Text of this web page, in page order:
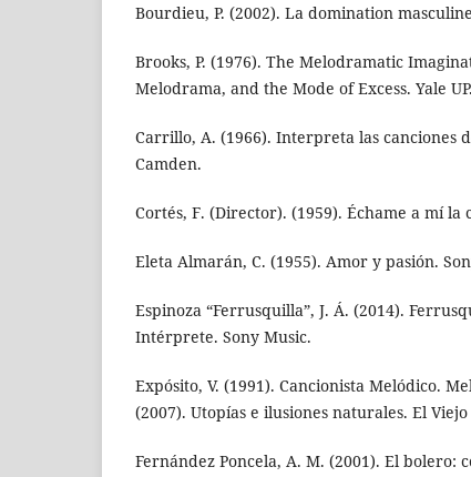
Bourdieu, P. (2002). La domination
Brooks, P. (1976). The Melodramatic
Melodrama, and the Mode of Excess. Yale UP.
Carrillo, A. (1966). Interpreta las canciones
Camden.
Cortés, F. (Director). (1959). Échame a mí la
Eleta Almarán, C. (1955). Amor y pasión.
Espinoza “Ferrusquilla”, J. Á. (2014).
Intérprete. Sony Music.
Expósito, V. (1991). Cancionista Melódico.
(2007). Utopías e ilusiones naturales. El Viejo
Fernández Poncela, A. M. (2001). El bolero: